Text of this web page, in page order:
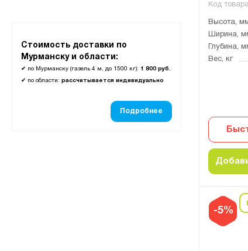
Стоимость доставки по
Мурманску и области:
✔ по Мурманску (газель 4 м, до 1500 кг): 1 800 руб.
✔ по области: рассчитывается индивидуально
Подробнее
Код
Высота,
Ширина,
Глубина,
Вес, кг
-5%